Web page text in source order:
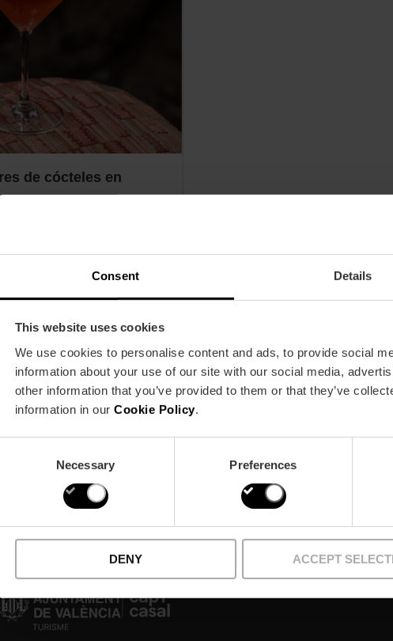
Consent Details
This website uses cookies
We use cookies to personalise content and ads, to provide social
information about your use of our site with our social media,
other information that you’ve provided to them or that they’ve
information in our Cookie Policy
Necessary Preferences
DENY ACCEPT
de cócteles en
a nuestra Newsletter
planes para disfrutar en València!